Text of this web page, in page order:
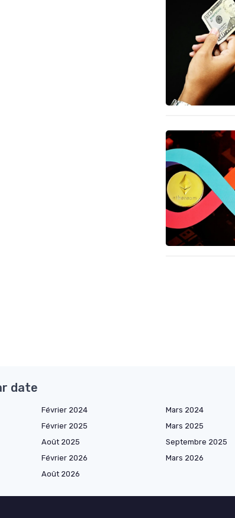
date
Février 2024 Mars 2024
Février 2025 Mars 2025
Août 2025 Septembre 2025
Février 2026 Mars 2026
Août 2026